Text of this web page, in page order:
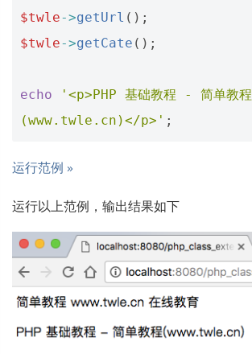
$twle->getUrl ();
$twle->getCate ();
echo
'<p>PHP 基础教程 - 简单教程
(www.twle.cn)</p>' ;
运行范例 »
运行以上范例，输出结果如下